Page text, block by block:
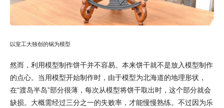
以室工大独创的锅为模型
然而，利用模型制作饼干并不容易。本来饼干就不是放入模型制作
的点心。当用模型开始制作时，由于模型为北海道的地理形状，
在“渡岛半岛”部分很薄，每次从模型将饼干取出时，这个部分就会
缺损。大概需经过三分之一的失败率，才能慢慢熟练。不过因为乐